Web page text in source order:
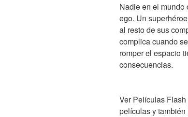
Nadie en el mundo
ego. Un
al resto de sus
complica cuando
romper el espacio
consecuencias.
Ver Películas
películas y